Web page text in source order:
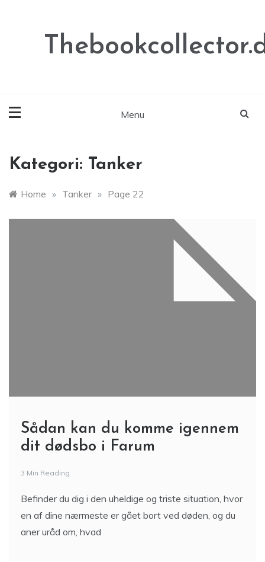
Menu
Kategori: Tanker
Home » Tanker » Page 22
Sådan kan du komme igennem
dit dødsbo i Farum
3 Min Reading
Befinder du dig i den uheldige og triste situation, hvor
en af dine nærmeste er gået bort ved døden, og du
aner uråd om, hvad